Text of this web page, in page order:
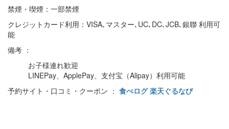
禁煙・喫煙：一部禁煙
クレジットカード利用：VISA､マスター､UC､DC､JCB､銀聯 利用可
能
備考 ：
お子様連れ歓迎
LINEPay、ApplePay、支付宝（Alipay）利用可能
予約サイト・口コミ・クーポン ： 食べログ楽天ぐるなび